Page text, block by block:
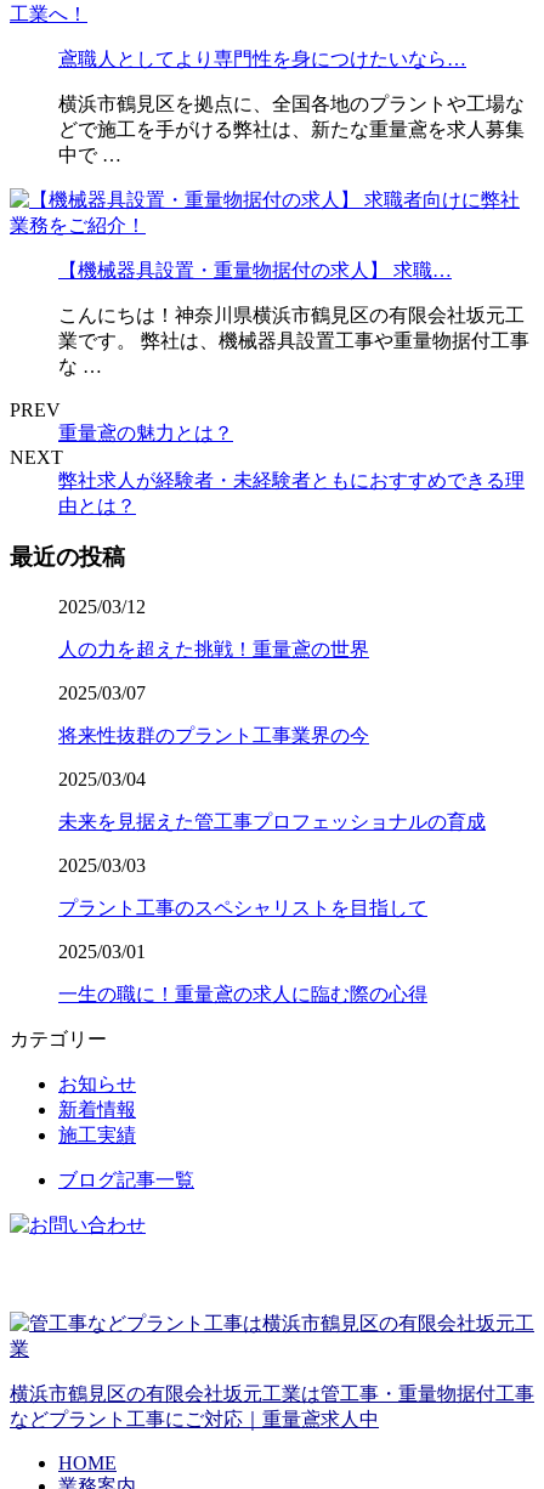
鳶職人としてより専門性を身につけたいなら…
横浜市鶴見区を拠点に、全国各地のプラントや工場な
どで施工を手がける弊社は、新たな重量鳶を求人募集
中で …
【機械器具設置・重量物据付の求人】 求職…
こんにちは！神奈川県横浜市鶴見区の有限会社坂元工
業です。 弊社は、機械器具設置工事や重量物据付工事
な …
PREV
重量鳶の魅力とは？
NEXT
弊社求人が経験者・未経験者ともにおすすめできる理
由とは？
最近の投稿
2025/03/12
人の力を超えた挑戦！重量鳶の世界
2025/03/07
将来性抜群のプラント工事業界の今
2025/03/04
未来を見据えた管工事プロフェッショナルの育成
2025/03/03
プラント工事のスペシャリストを目指して
2025/03/01
一生の職に！重量鳶の求人に臨む際の心得
カテゴリー
お知らせ
新着情報
施工実績
ブログ記事一覧
横浜市鶴見区の有限会社坂元工業は管工事・重量物据付工事
などプラント工事にご対応｜重量鳶求人中
HOME